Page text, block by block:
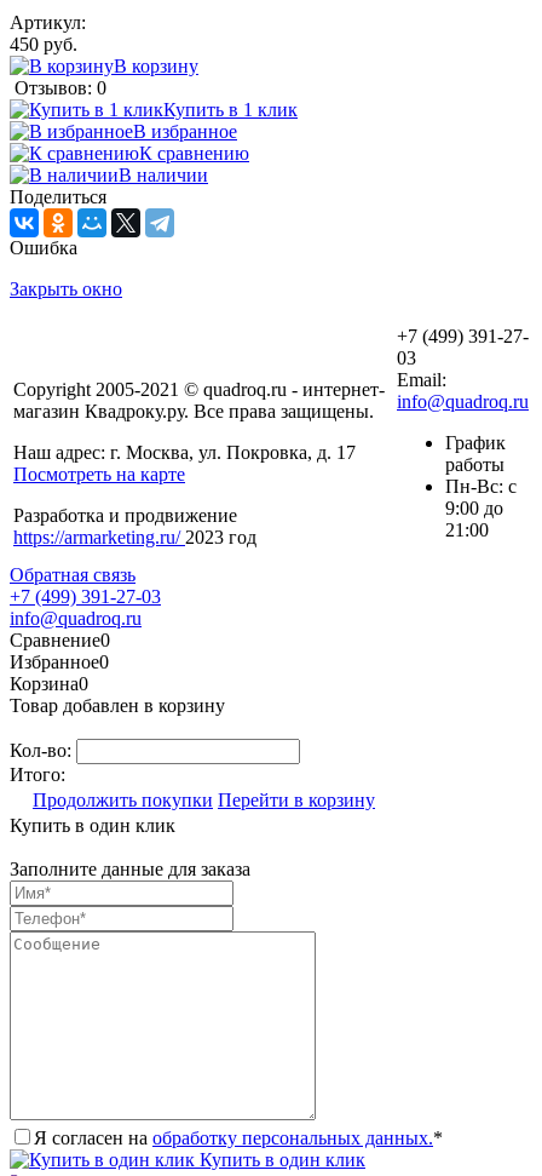
Артикул:
450 руб.
В корзину
Отзывов: 0
Купить в 1 клик
В избранное
К сравнению
В наличии
Поделиться
Ошибка
Закрыть окно
Copyright 2005-2021 © quadroq.ru - интернет-
магазин Квадроку.ру. Все права защищены.
Наш адрес: г. Москва, ул. Покровка, д. 17
Посмотреть на карте
Разработка и продвижение
https://armarketing.ru/ 2023 год
+7 (499) 391-27-
03
Email:
info@quadroq.ru
График
работы
Пн-Вс: с
9:00 до
21:00
Обратная связь
+7 (499) 391-27-03
info@quadroq.ru
Сравнение0
Избранное0
Корзина0
Товар добавлен в корзину
Кол-во:
Итого:
Продолжить покупки Перейти в корзину
Купить в один клик
Заполните данные для заказа
Я согласен на обработку персональных данных.*
Купить в один клик